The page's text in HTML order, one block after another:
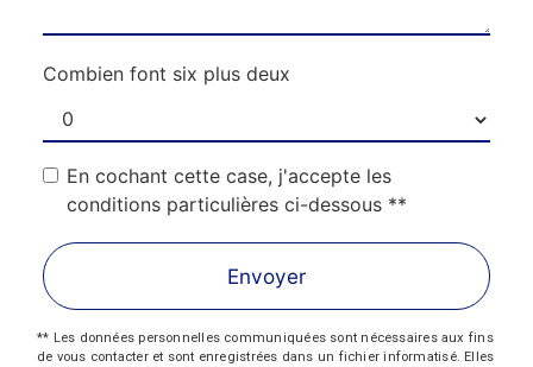
Combien font six plus deux
En cochant cette case, j'accepte les
conditions particulières ci-dessous **
Envoyer
** Les données personnelles communiquées sont nécessaires aux fins
de vous contacter et sont enregistrées dans un fichier informatisé. Elles